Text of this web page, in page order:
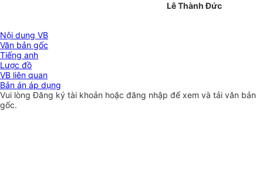
Lê Thành Đức
Nội dung VB
Văn bản gốc
Tiếng anh
Lược đồ
VB liên quan
Bản án áp dụng
Vui lòngĐăng ký tài khoản hoặc đăng nhập để xem và tải văn bản
gốc.